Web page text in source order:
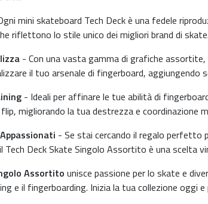
mini skateboard Tech Deck è una fedele
riflettono lo stile unico dei migliori brand di skate.
- Con una vasta gamma di grafiche
il tuo arsenale di fingerboard, aggiungendo
- Ideali per affinare le tue abilità di
migliorando la tua destrezza e coordinazione
- Se stai cercando il regalo perfetto
Tech Deck Skate Singolo Assortito è una scelta
Assortito unisce passione per lo skate e
e il fingerboarding. Inizia la tua collezione oggi